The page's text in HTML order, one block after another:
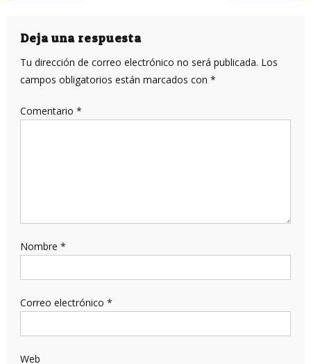
entradas
Deja una respuesta
Tu dirección de correo electrónico no será publicada. Los
campos obligatorios están marcados con *
Comentario *
Nombre *
Correo electrónico *
Web